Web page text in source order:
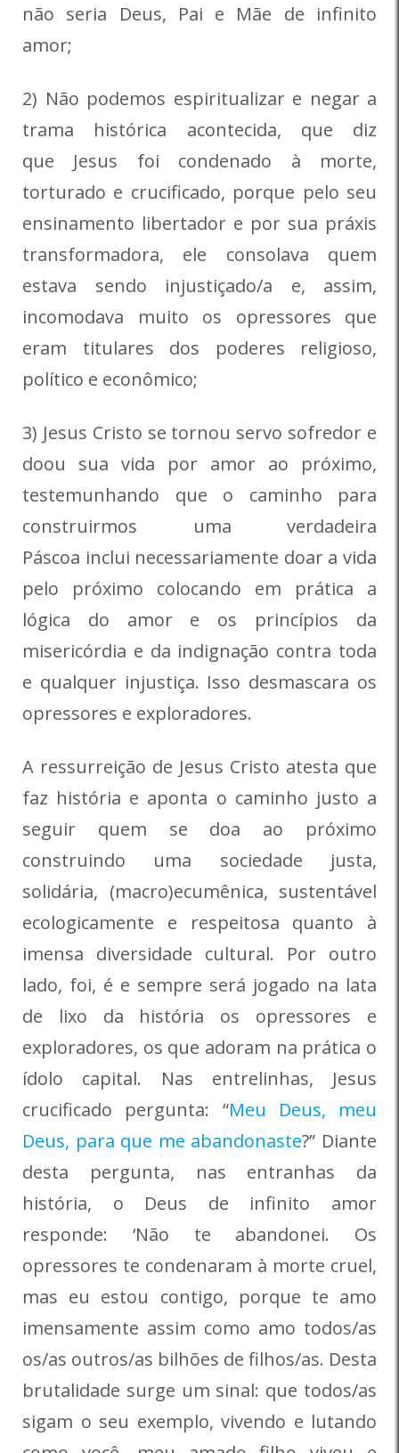
não seria Deus, Pai e Mãe de infinito
amor;
2) Não podemos espiritualizar e negar a
trama histórica acontecida, que diz
que Jesus foi condenado à morte,
torturado e crucificado, porque pelo seu
ensinamento libertador e por sua práxis
transformadora, ele consolava quem
estava sendo injustiçado/a e, assim,
incomodava muito os opressores que
eram titulares dos poderes religioso,
político e econômico;
3) Jesus Cristo se tornou servo sofredor e
doou sua vida por amor ao próximo,
testemunhando que o caminho para
construirmos uma verdadeira
Páscoa inclui necessariamente doar a vida
pelo próximo colocando em prática a
lógica do amor e os princípios da
misericórdia e da indignação contra toda
e qualquer injustiça. Isso desmascara os
opressores e exploradores.
A ressurreição de Jesus Cristo atesta que
faz história e aponta o caminho justo a
seguir quem se doa ao próximo
construindo uma sociedade justa,
solidária, (macro)ecumênica, sustentável
ecologicamente e respeitosa quanto à
imensa diversidade cultural. Por outro
lado, foi, é e sempre será jogado na lata
de lixo da história os opressores e
exploradores, os que adoram na prática o
ídolo capital. Nas entrelinhas, Jesus
crucificado pergunta: “Meu Deus, meu
Deus, para que me abandonaste?” Diante
desta pergunta, nas entranhas da
história, o Deus de infinito amor
responde: ‘Não te abandonei. Os
opressores te condenaram à morte cruel,
mas eu estou contigo, porque te amo
imensamente assim como amo todos/as
os/as outros/as bilhões de filhos/as. Desta
brutalidade surge um sinal: que todos/as
sigam o seu exemplo, vivendo e lutando